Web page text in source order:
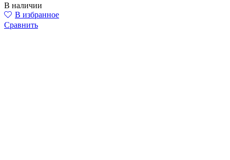
В наличии
В избранное
Сравнить